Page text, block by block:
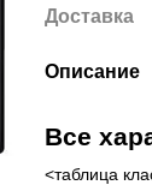
Доставка
Описание
Все
<таблица